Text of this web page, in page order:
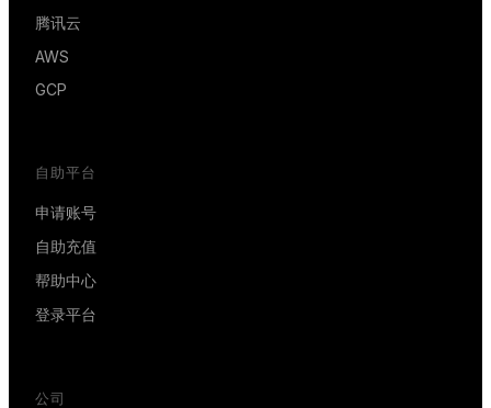
腾讯云
AWS
GCP
自助平台
申请账号
自助充值
帮助中心
登录平台
公司